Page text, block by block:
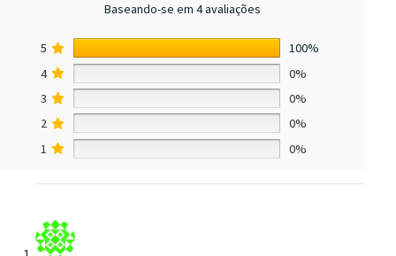
Baseando-se em 4 avaliações
5
100%
4
0%
3
0%
2
0%
1
0%